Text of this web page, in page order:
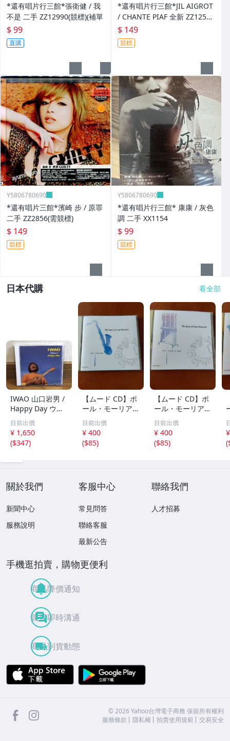
*還有唱片行三館*張衛健 / 我
不是 二手 ZZ12990(競標)(補單
$ 99
直購
*還有唱片行三館*JIL AIGROT
/ CHANTE PIAF 全新 ZZ12526
(競標)
$ 149
競標
Y5806780690
*還有唱片三館*濱崎 步 / 原罪
二手 ZZ2856(需競標)
$ 149
競標
Y5806780690
*還有唱片行三館* 康康 / 灰色
調 二手 XX1154
$ 99
競標
日本代購 看全部
IWAO 山口岩男 /
Happy Day ウク
レレ・アルバム
傑作 廃盤CD 稀少
品 帯付 ケツメイ
シ / Ryoji / 馬場
目前出價
¥ 1,650
($347)
【ムード CD】ポ
ール・モーリア /
世界のロック・ポ
ップス・ヒット集
レット・イット・
ビー、ヘイ・ジュ
目前出價
¥ 400
($85)
【ムード CD】ポ
ール・モーリア /
フレンチ・ポップ
ス集 雪が降る、
シバの女王、愛の
休日、あなたのと
目前出價
¥ 400
($85)
(
關於我們
新聞中心
服務說明
客服中心
常見問答
聯絡客服
最新公告
聯絡我們
人才招募
手機逛拍賣，購物更便利
商品降價通知
買賣即時溝通
商品到貨動態
APP Store
facebook ©2026 Yahoo台灣電子商務 保留所有權利
服務條款
隱私權 拍賣使用規範 交易安全